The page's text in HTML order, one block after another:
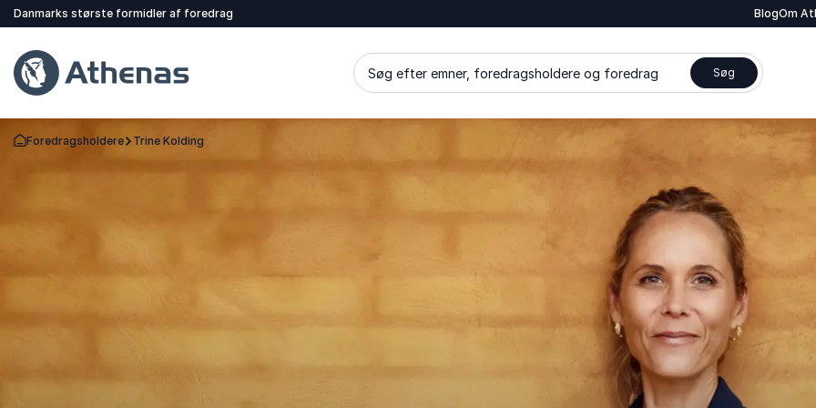
Danmarks største formidler af foredrag BlogOm
Søg efter emner, foredragsholdere og foredrag Søg
Tilbage til forsiden
Foredragsholdere Trine Kolding